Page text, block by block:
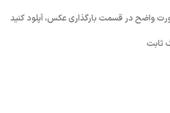
واضح در قسمت بارگذاری عکس، آپلود کنید
ثابت